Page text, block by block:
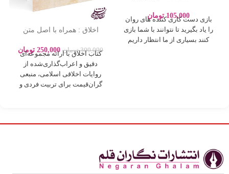
پورباقر – نشر یوشیتا
105,000 تومان
بازی دست کاری کننده های روان
را یاد بگیرید تا نتوانند با شما بازی
کنند بسیاری از ما انتظار داریم
اخلاق : همراه با اصل متن
300,000 تومان 250,000 تومان
کتاب اخلاق با ارائه مجموعه‌ای
دقیق و اعراب‌گذاری‌شده از
روایات اخلاقی اسلامی، منبعی
گران‌قیمت برای تربیت فردی و